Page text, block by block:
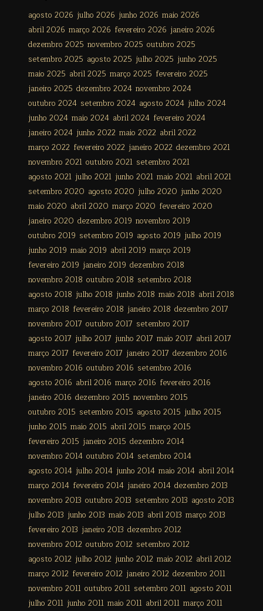
agosto 2026 julho 2026 junho 2026 maio 2026
abril 2026 março 2026 fevereiro 2026 janeiro 2026
dezembro 2025 novembro 2025 outubro 2025
setembro 2025 agosto 2025 julho 2025 junho 2025
maio 2025 abril 2025 março 2025 fevereiro 2025
janeiro 2025 dezembro 2024 novembro 2024
outubro 2024 setembro 2024 agosto 2024 julho 2024
junho 2024 maio 2024 abril 2024 fevereiro 2024
janeiro 2024 junho 2022 maio 2022 abril 2022
março 2022 fevereiro 2022 janeiro 2022 dezembro 2021
novembro 2021 outubro 2021 setembro 2021
agosto 2021 julho 2021 junho 2021 maio 2021 abril 2021
setembro 2020 agosto 2020 julho 2020 junho 2020
maio 2020 abril 2020 março 2020 fevereiro 2020
janeiro 2020 dezembro 2019 novembro 2019
outubro 2019 setembro 2019 agosto 2019 julho 2019
junho 2019 maio 2019 abril 2019 março 2019
fevereiro 2019 janeiro 2019 dezembro 2018
novembro 2018 outubro 2018 setembro 2018
agosto 2018 julho 2018 junho 2018 maio 2018 abril 2018
março 2018 fevereiro 2018 janeiro 2018 dezembro 2017
novembro 2017 outubro 2017 setembro 2017
agosto 2017 julho 2017 junho 2017 maio 2017 abril 2017
março 2017 fevereiro 2017 janeiro 2017 dezembro 2016
novembro 2016 outubro 2016 setembro 2016
agosto 2016 abril 2016 março 2016 fevereiro 2016
janeiro 2016 dezembro 2015 novembro 2015
outubro 2015 setembro 2015 agosto 2015 julho 2015
junho 2015 maio 2015 abril 2015 março 2015
fevereiro 2015 janeiro 2015 dezembro 2014
novembro 2014 outubro 2014 setembro 2014
agosto 2014 julho 2014 junho 2014 maio 2014 abril 2014
março 2014 fevereiro 2014 janeiro 2014 dezembro 2013
novembro 2013 outubro 2013 setembro 2013 agosto 2013
julho 2013 junho 2013 maio 2013 abril 2013 março 2013
fevereiro 2013 janeiro 2013 dezembro 2012
novembro 2012 outubro 2012 setembro 2012
agosto 2012 julho 2012 junho 2012 maio 2012 abril 2012
março 2012 fevereiro 2012 janeiro 2012 dezembro 2011
novembro 2011 outubro 2011 setembro 2011 agosto 2011
julho 2011 junho 2011 maio 2011 abril 2011 março 2011